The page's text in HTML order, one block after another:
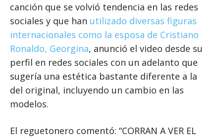
canción que se volvió tendencia en las redes
sociales y que han utilizado diversas figuras
internacionales como la esposa de Cristiano
Ronaldo, Georgina, anunció el video desde su
perfil en redes sociales con un adelanto que
sugería una estética bastante diferente a la
del original, incluyendo un cambio en las
modelos.
El reguetonero comentó: “CORRAN A VER EL